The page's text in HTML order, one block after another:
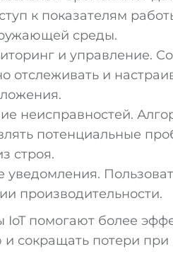
к показателям
среды.
и управление.
отслеживать и
неисправностей.
потенциальные
строя.
уведомления.
производительности.
IoT помогают более
сокращать потери при